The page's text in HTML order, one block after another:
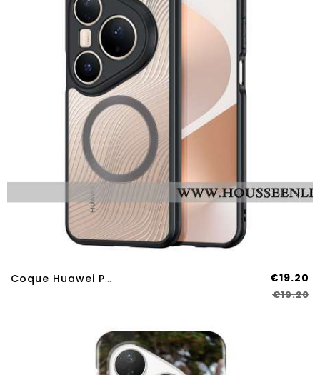
Coque Huawei Pura 80 Pro MagSafe Aimo Series DUX DUCIS €19.20
€19.20